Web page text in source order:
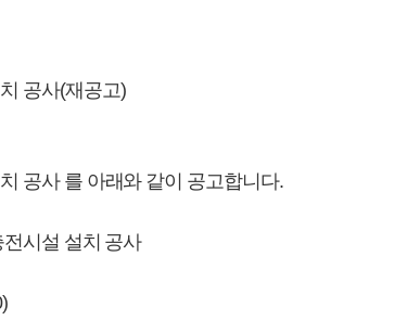
공사(재공고)
공사 를 아래와 같이 공고합니다.
시설 설치 공사